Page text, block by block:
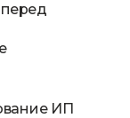
ИП